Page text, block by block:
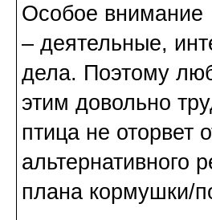
Особое
– деятельные,
дела. Поэтому
этим довольно
птица не оторвет
альтернативного
плана кормушки/